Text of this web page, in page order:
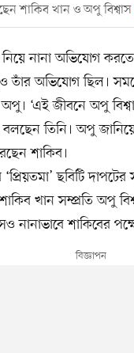
শাকিব খান ও অপু বিশ্বাস
নানা অভিযোগ
তাঁর অভিযোগ ছিল।
‘এই জীবনে অপু
তিনি। অপু
শাকিব।
‘প্রিয়তমা’ ছবিটি
খান সম্প্রতি অপু
নানাভাবে শাকিবের